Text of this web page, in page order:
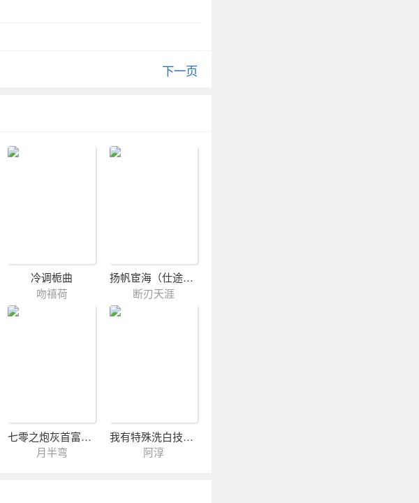
下一页
冷调栀曲
吻禧荷
扬帆宦海（仕途风流）
断刃天涯
七零之炮灰首富早夭的小女儿回来了
月半弯
我有特殊洗白技巧[快穿]
阿淳